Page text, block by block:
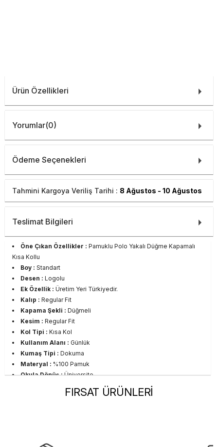
Ürün Özellikleri
Yorumlar(0)
Ödeme Seçenekleri
Tahmini Kargoya Veriliş Tarihi : 8 Ağustos - 10 Ağustos
Teslimat Bilgileri
Öne Çıkan Özellikler : Pamuklu Polo Yakalı Düğme Kapamalı
Kısa Kollu
Boy : Standart
Desen : Logolu
Ek Özellik : Üretim Yeri Türkiyedir.
Kalıp : Regular Fit
Kapama Şekli : Düğmeli
Kesim : Regular Fit
Kol Tipi : Kısa Kol
Kullanım Alanı : Günlük
Kumaş Tipi : Dokuma
Materyal : %100 Pamuk
Okula Dönüş :Üniversite
YoungFIRSAT ÜRÜNLERİ